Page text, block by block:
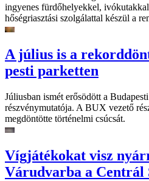
ingyenes fürdőhelyekkel,
hőségriasztási szolgálattal készül a
A július is a
pesti parketten
Júliusban ismét erősödött a
részvénymutatója. A BUX vezető
megdöntötte történelmi csúcsát.
Vígjátékokat visz
Várudvarba a Centrál